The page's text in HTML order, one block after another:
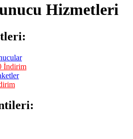
Hizmetleri
İndirim